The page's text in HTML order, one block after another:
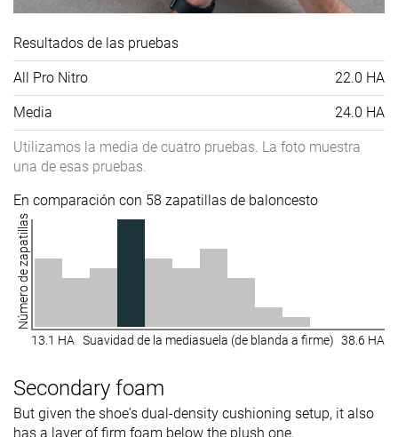
Resultados de las pruebas
All Pro Nitro 22.0 HA
Media 24.0 HA
Utilizamos la media de cuatro pruebas. La foto muestra
una de esas pruebas.
En comparación con 58 zapatillas de baloncesto
Número de zapatillas
13.1 HA Suavidad de la mediasuela (de blanda a firme) 38.6 HA
Secondary foam
But given the shoe's dual-density cushioning setup, it also
has a layer of firm foam below the plush one.